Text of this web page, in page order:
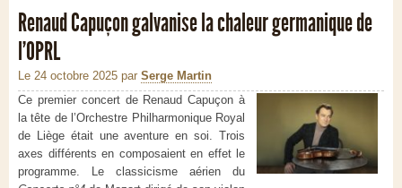
Renaud Capuçon galvanise la chaleur germanique de
l’OPRL
Le 24 octobre 2025 par Serge Martin
Ce premier concert de Renaud Capuçon à
la tête de l’Orchestre Philharmonique Royal
de Liège était une aventure en soi. Trois
axes différents en composaient en effet le
programme. Le classicisme aérien du